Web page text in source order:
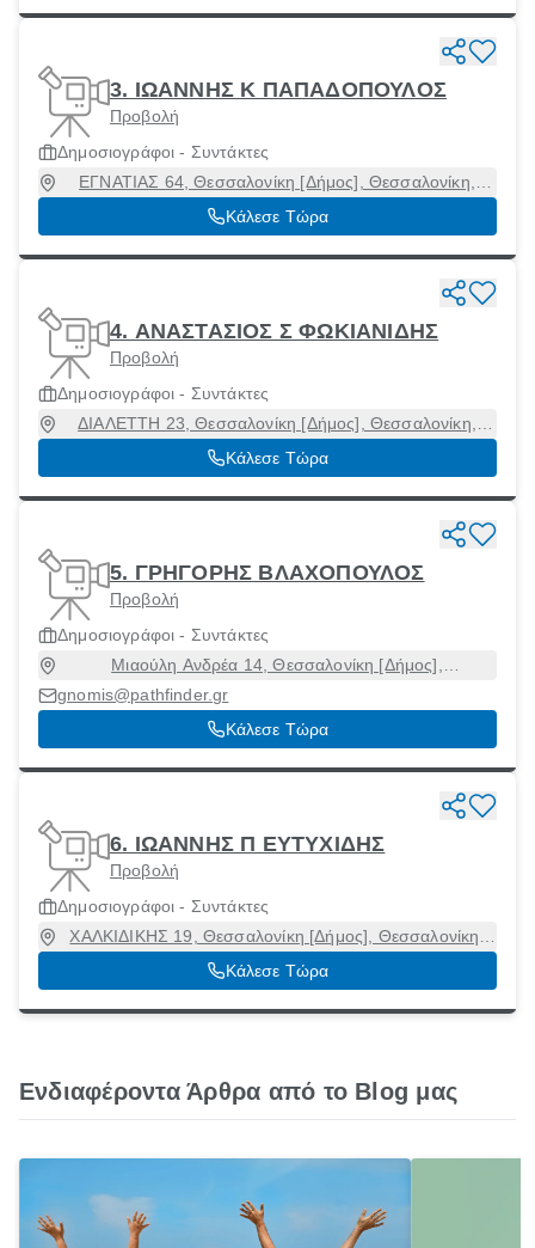
3. ΙΩΑΝΝΗΣ Κ ΠΑΠΑΔΟΠΟΥΛΟΣ
Προβολή
Δημοσιογράφοι - Συντάκτες
ΕΓΝΑΤΙΑΣ 64, Θεσσαλονίκη [Δήμος], Θεσσαλονίκη,
54624
Κάλεσε Τώρα
4. ΑΝΑΣΤΑΣΙΟΣ Σ ΦΩΚΙΑΝΙΔΗΣ
Προβολή
Δημοσιογράφοι - Συντάκτες
ΔΙΑΛΕΤΤΗ 23, Θεσσαλονίκη [Δήμος], Θεσσαλονίκη,
54621
Κάλεσε Τώρα
5. ΓΡΗΓΟΡΗΣ ΒΛΑΧΟΠΟΥΛΟΣ
Προβολή
Δημοσιογράφοι - Συντάκτες
Μιαούλη Ανδρέα 14, Θεσσαλονίκη [Δήμος],
Θεσσαλονίκη, 54642
gnomis@pathfinder.gr
Κάλεσε Τώρα
6. ΙΩΑΝΝΗΣ Π ΕΥΤΥΧΙΔΗΣ
Προβολή
Δημοσιογράφοι - Συντάκτες
ΧΑΛΚΙΔΙΚΗΣ 19, Θεσσαλονίκη [Δήμος], Θεσσαλονίκη,
54643
Κάλεσε Τώρα
Ενδιαφέροντα Άρθρα από το Blog μας